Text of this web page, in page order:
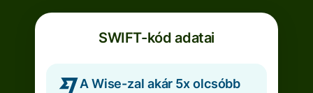
SWIFT-kód adatai
A Wise-zal akár 5x olcsóbb